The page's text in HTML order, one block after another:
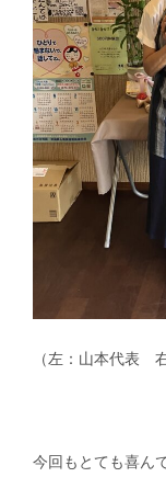
（左：山本代表
今回もとても喜ん